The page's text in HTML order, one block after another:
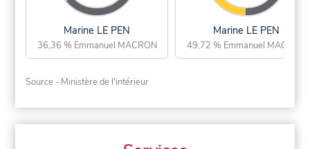
Marine LE PEN
36,36 % Emmanuel MACRON
Marine LE PEN
49,72 % Emmanuel MACRON
Source - Ministère de l'intérieur